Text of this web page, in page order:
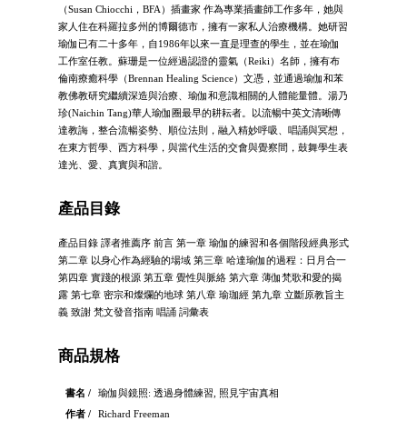
（Susan Chiocchi，BFA）插畫家 作為專業插畫師工作多年，她與
家人住在科羅拉多州的博爾德市，擁有一家私人治療機構。她研習
瑜伽已有二十多年，自1986年以來一直是理查的學生，並在瑜伽
工作室任教。蘇珊是一位經過認證的靈氣（Reiki）名師，擁有布
倫南療癒科學（Brennan Healing Science）文憑，並通過瑜伽和苯
教佛教研究繼續深造與治療、瑜伽和意識相關的人體能量體。湯乃
珍(Naichin Tang)華人瑜伽圈最早的耕耘者。以流暢中英文清晰傳
達教誨，整合流暢姿勢、順位法則，融入精妙呼吸、唱誦與冥想，
在東方哲學、西方科學，與當代生活的交會與覺察間，鼓舞學生表
達光、愛、真實與和諧。
產品目錄
產品目錄 譯者推薦序 前言 第一章 瑜伽的練習和各個階段經典形式
第二章 以身心作為經驗的場域 第三章 哈達瑜伽的過程：日月合一
第四章 實踐的根源 第五章 覺性與脈絡 第六章 薄伽梵歌和愛的揭
露 第七章 密宗和燦爛的地球 第八章 瑜珈經 第九章 立斷原教旨主
義 致謝 梵文發音指南 唱誦 詞彙表
商品規格
書名 /
瑜伽與鏡照: 透過身體練習, 照見宇宙真相
作者 /
Richard Freeman